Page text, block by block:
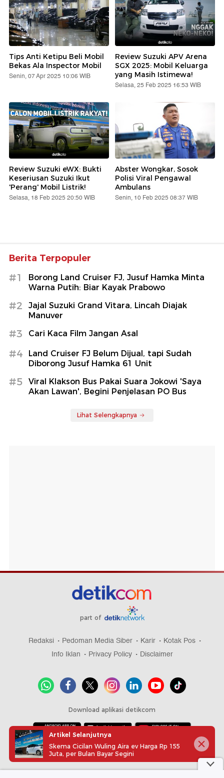
Tips Anti Ketipu Beli Mobil
Bekas Ala Inspector Mobil
Senin, 07 Apr 2025 10:06 WIB
Review Suzuki APV Arena
SGX 2025: Mobil Keluarga
yang Masih Istimewa!
Selasa, 25 Feb 2025 16:53 WIB
Review Suzuki eWX: Bukti
Keseriusan Suzuki Ikut
'Perang' Mobil Listrik!
Selasa, 18 Feb 2025 20:50 WIB
Abster Wongkar, Sosok
Polisi Viral Pengawal
Ambulans
Senin, 10 Feb 2025 08:37 WIB
Berita Terpopuler
#1
Borong Land Cruiser FJ, Jusuf Hamka Minta
Warna Putih: Biar Kayak Prabowo
#2
Jajal Suzuki Grand Vitara, Lincah Diajak
Manuver
#3 Cari Kaca Film Jangan Asal
#4
Land Cruiser FJ Belum Dijual, tapi Sudah
Diborong Jusuf Hamka 61 Unit
#5
Viral Klakson Bus Pakai Suara Jokowi 'Saya
Akan Lawan', Begini Penjelasan PO Bus
Lihat Selengkapnya
part of
Redaksi Pedoman Media Siber Karir
Kotak Pos
Info Iklan
Privacy Policy Disclaimer
Download aplikasi detikcom
Copyright @ 2026 detikcom, All right reserved
Artikel Selanjutnya
Skema Cicilan Wuling Aira ev Harga Rp 155
Juta, per Bulan Bayar Segini